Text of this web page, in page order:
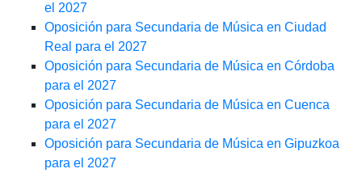
el 2027
Oposición para Secundaria de Música en Ciudad
Real para el 2027
Oposición para Secundaria de Música en Córdoba
para el 2027
Oposición para Secundaria de Música en Cuenca
para el 2027
Oposición para Secundaria de Música en Gipuzkoa
para el 2027